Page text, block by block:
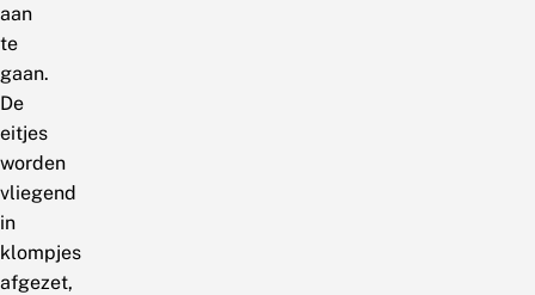
aan
te
gaan.
De
eitjes
worden
vliegend
in
klompjes
afgezet,